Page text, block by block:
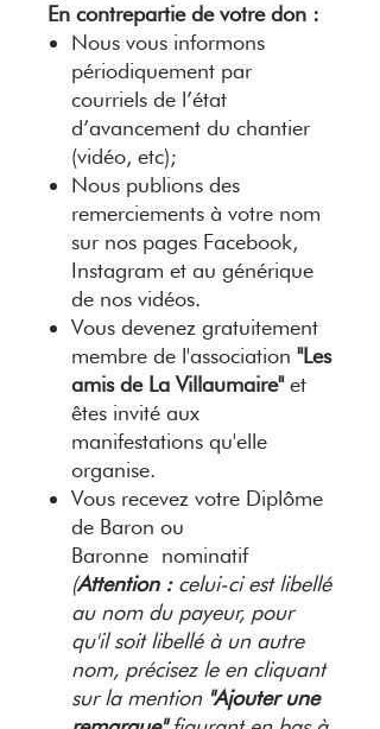
En contrepartie de votre don :
Nous vous informons
périodiquement par
courriels de l’état
d’avancement du chantier
(vidéo, etc);
Nous publions des
remerciements à votre nom
sur nos pages Facebook,
Instagram et au générique
de nos vidéos.
Vous devenez gratuitement
membre de l'association "Les
amis de La Villaumaire"et
êtes invité aux
manifestations qu'elle
organise.
Vous recevez votre Diplôme
de Baron ou
Baronne nominatif
(Attention :celui-ci est libellé
au nom du payeur, pour
qu'il soit libellé à un autre
nom, précisez le en cliquant
sur la mention "Ajouter une